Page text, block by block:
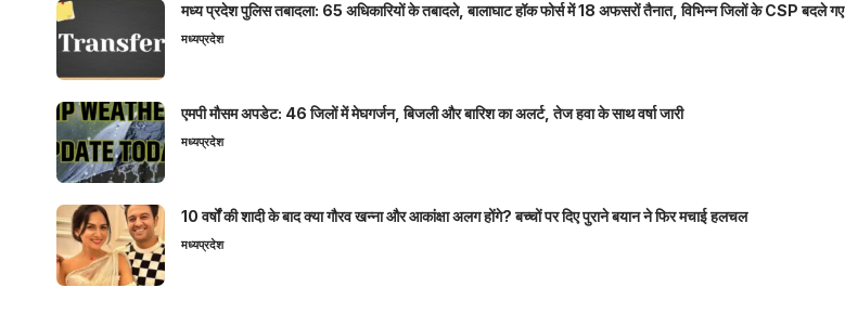
मध्य प्रदेश पुलिस तबादला: 65 अधिकारियों के तबादले, बालाघाट हॉक फोर्स में 18 अफसरों तैनात, विभिन्न जिलों के CSP बदले गए
मध्यप्रदेश
एमपी मौसम अपडेट: 46 जिलों में मेघगर्जन, बिजली और बारिश का अलर्ट, तेज हवा के साथ वर्षा जारी
मध्यप्रदेश
10 वर्षों की शादी के बाद क्या गौरव खन्ना और आकांक्षा अलग होंगे? बच्चों पर दिए पुराने बयान ने फिर मचाई हलचल
मध्यप्रदेश